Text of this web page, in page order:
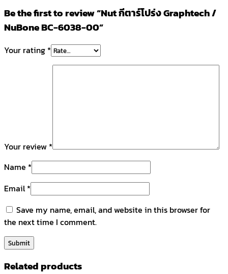
Be the first to review “Nut กีตาร์โปร่ง Graphtech /
NuBone BC-6038-00”
Your rating *
Your review *
Name *
Email*
Save my name, email, and website in this browser for
the next time I comment.
Related products